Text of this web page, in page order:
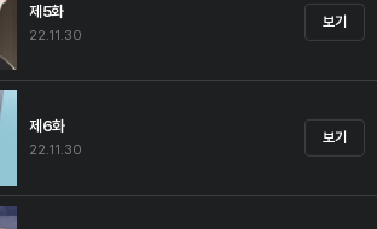
제5화
22.11.30
보기
제6화
22.11.30
보기